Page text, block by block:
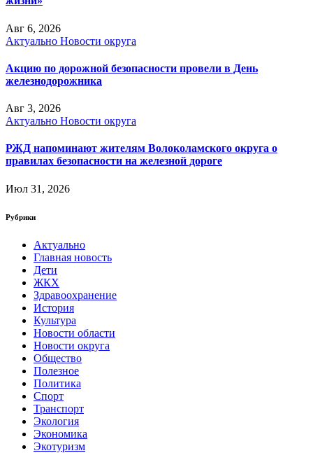
Авг 6, 2026
Актуально Новости округа
Акцию по дорожной безопасности провели в День
железнодорожника
Авг 3, 2026
Актуально Новости округа
РЖД напоминают жителям Волоколамского округа о
правилах безопасности на железной дороге
Июл 31, 2026
Рубрики
Актуально
Главная новость
Дети
ЖКХ
Здравоохранение
История
Культура
Новости области
Новости округа
Общество
Полезное
Политика
Спорт
Транспорт
Экология
Экономика
Экотуризм